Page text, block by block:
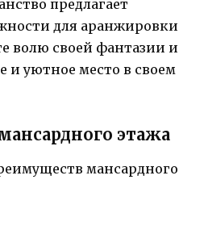
предлагает
для аранжировки
волю своей фантазии и
и уютное место в своем
этажа
мансардного